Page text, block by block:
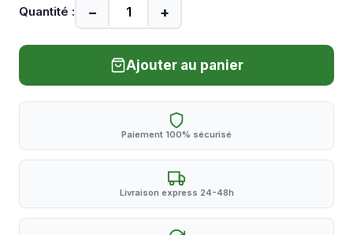
Quantité : − +
Ajouter au panier
Paiement 100% sécurisé
Livraison express 24-48h